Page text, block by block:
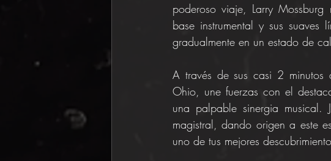
poderoso viaje, Larry
base instrumental y sus suaves
gradualmente en un estado de
A través de sus casi 2 minutos
Ohio, une fuerzas con el
una palpable sinergia
magistral, dando origen a este
uno de tus mejores